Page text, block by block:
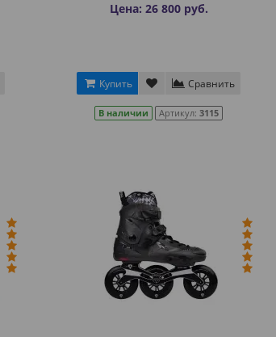
Цена: 26 800 руб.
Купить Сравнить
В наличии Артикул:3115